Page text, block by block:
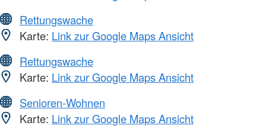
Rettungswache
Karte: Link zur Google Maps Ansicht
Rettungswache
Karte: Link zur Google Maps Ansicht
Senioren-Wohnen
Karte: Link zur Google Maps Ansicht